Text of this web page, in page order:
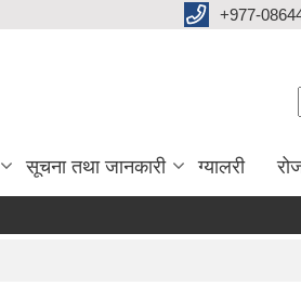
+977-
सूचना तथा जानकारी ग्यालरी